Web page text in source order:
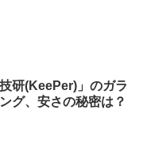
技研(KeePer)」のガラ
グ、安さの秘密は？